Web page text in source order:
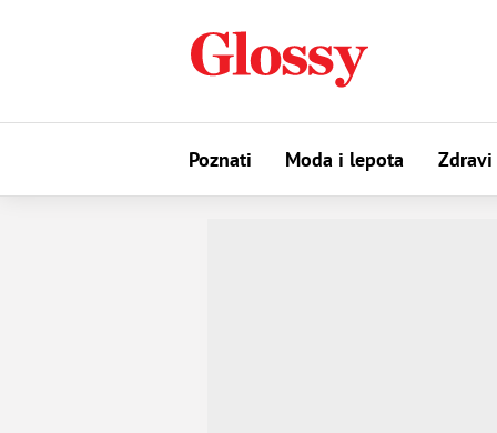
Poznati Moda i lepota